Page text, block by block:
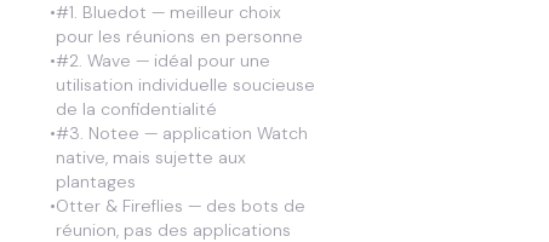
•#1. Bluedot — meilleur choix
pour les réunions en personne
•#2. Wave — idéal pour une
utilisation individuelle soucieuse
de la confidentialité
•#3. Notee — application Watch
native, mais sujette aux
plantages
•Otter & Fireflies — des bots de
réunion, pas des applications